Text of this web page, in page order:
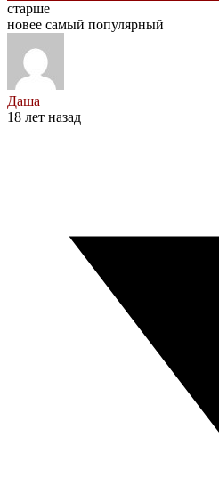
старше
новее самый популярный
Даша
18 лет назад